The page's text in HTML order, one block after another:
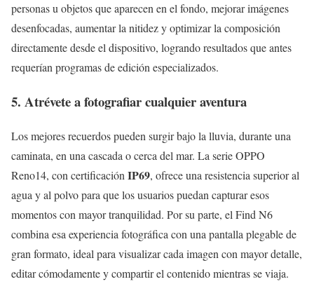
personas u objetos que aparecen en el fondo, mejorar imágenes
desenfocadas, aumentar la nitidez y optimizar la composición
directamente desde el dispositivo, logrando resultados que antes
requerían programas de edición especializados.
5. Atrévete a fotografiar cualquier aventura
Los mejores recuerdos pueden surgir bajo la lluvia, durante una
caminata, en una cascada o cerca del mar. La serie OPPO
Reno14, con certificación IP69, ofrece una resistencia superior al
agua y al polvo para que los usuarios puedan capturar esos
momentos con mayor tranquilidad. Por su parte, el Find N6
combina esa experiencia fotográfica con una pantalla plegable de
gran formato, ideal para visualizar cada imagen con mayor detalle,
editar cómodamente y compartir el contenido mientras se viaja.